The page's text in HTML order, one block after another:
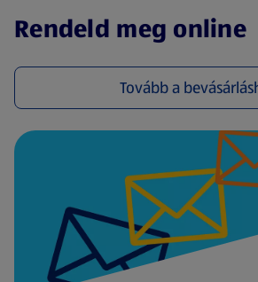
Rendeld meg online
Tovább a (új